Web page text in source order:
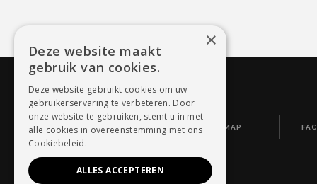
WEBDESIGN BY CONVERSAL SITEMAP
×
Deze website maakt
gebruik van cookies.
Deze website gebruikt cookies om uw
gebruikerservaring te verbeteren. Door
onze website te gebruiken, stemt u in met
alle cookies in overeenstemming met ons
Cookiebeleid.
ALLES ACCEPTEREN